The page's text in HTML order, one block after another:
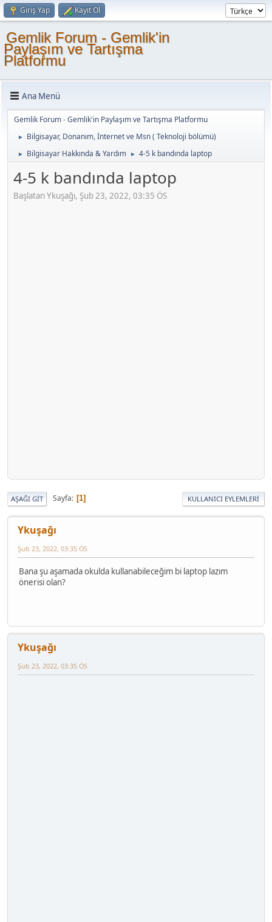
Giriş Yap Kayıt Ol
Gemlik Forum - Gemlik'in
Paylaşım ve Tartışma
Platformu
Ana Menü
Gemlik Forum - Gemlik'in Paylaşım ve Tartışma Platformu
► Bilgisayar, Donanım, İnternet ve Msn ( Teknoloji bölümü)
► Bilgisayar Hakkında & Yardım ► 4-5 k bandında laptop
4-5 k bandında laptop
Başlatan Ykuşağı, Şub 23, 2022, 03:35 ÖS
AŞAĞI GIT Sayfa 1 KULLANICI EYLEMLERI
Ykuşağı
Şub 23, 2022, 03:35 ÖS
Bana şu aşamada okulda kullanabileceğim bi laptop lazım
önerisi olan?
Ykuşağı
Şub 23, 2022, 03:35 ÖS